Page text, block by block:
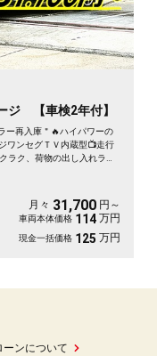
【車検2年付】
ー再入庫＂🔥ハイパワーの
ワンセグＴＶ内蔵型📺走行
ラク、荷物の出し入れラク
イト&フォグランプ🔦デザ
月々 31,700 円～
車両本体価格 114 万円
現金一括価格 125 万円
ーンについて